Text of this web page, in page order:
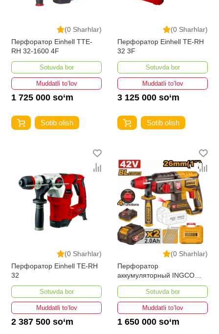
(0 Sharhlar)
Перфоратор Einhell TTE-
RH 32-1600 4F
Sotuvda bor
Muddatli to‘lov
1 725 000 so‘m
Sotib olish
(0 Sharhlar)
Перфоратор Einhell TE-RH
32 3F
Sotuvda bor
Muddatli to‘lov
3 125 000 so‘m
Sotib olish
(0 Sharhlar)
Перфоратор Einhell TE-RH
32
Sotuvda bor
Muddatli to‘lov
2 387 500 so‘m
(0 Sharhlar)
Перфоратор
аккумуляторный INGCO
CRHLI422682
Sotuvda bor
Muddatli to‘lov
1 650 000 so‘m